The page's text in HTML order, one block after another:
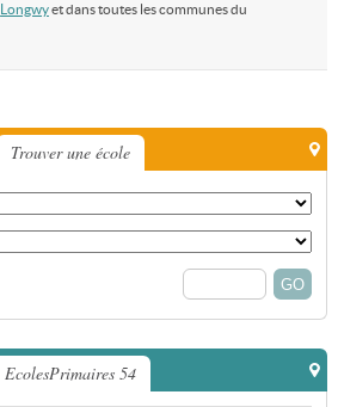
Longwyet dans toutes les communes du
Trouver une école
EcolesPrimaires 54